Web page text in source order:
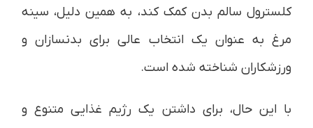
کلسترول سالم بدن کمک کند، به همین دلیل، سینه
مرغ به عنوان یک انتخاب عالی برای بدنسازان و
ورزشکاران شناخته شده است.
با این حال، برای داشتن یک رژیم غذایی متنوع و